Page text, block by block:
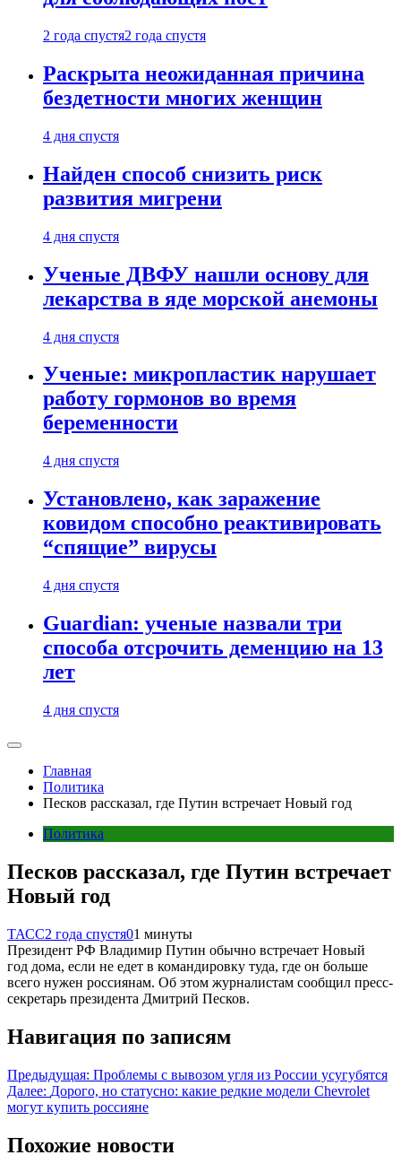
2 года спустя2 года спустя
Раскрыта неожиданная причина
бездетности многих женщин
4 дня спустя
Найден способ снизить риск
развития мигрени
4 дня спустя
Ученые ДВФУ нашли основу для
лекарства в яде морской анемоны
4 дня спустя
Ученые: микропластик нарушает
работу гормонов во время
беременности
4 дня спустя
Установлено, как заражение
ковидом способно реактивировать
“спящие” вирусы
4 дня спустя
Guardian: ученые назвали три
способа отсрочить деменцию на 13
лет
4 дня спустя
Главная
Политика
Песков рассказал, где Путин встречает Новый год
Политика
Песков рассказал, где Путин встречает
Новый год
ТАСС2 года спустя01 минуты
Президент РФ Владимир Путин обычно встречает Новый
год дома, если не едет в командировку туда, где он больше
всего нужен россиянам. Об этом журналистам сообщил пресс-
секретарь президента Дмитрий Песков.
Навигация по записям
Предыдущая: Проблемы с вывозом угля из России усугубятся
Далее: Дорого, но статусно: какие редкие модели Chevrolet
могут купить россияне
Похожие новости